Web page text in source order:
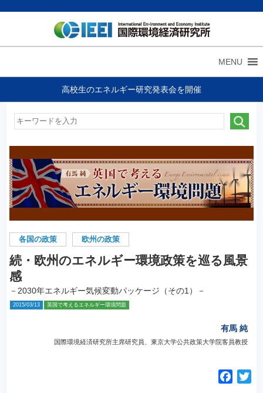
MENU
高校生のエネルギー研究発表会を開催
各国の政策 欧州の政策
続・欧州のエネルギー環境政策を巡る風景
感
－2030年エネルギー気候変動パッケージ（その1）－
2015/03/13 英国で考えるエネルギー環境問題
有馬 純
国際環境経済研究所主席研究員、東京大学公共政策大学院客員教授